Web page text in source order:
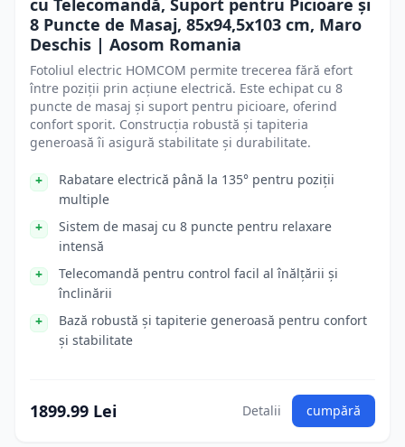
cu Telecomandă, Suport pentru Picioare și
8 Puncte de Masaj, 85x94,5x103 cm, Maro
Deschis | Aosom Romania
Fotoliul electric HOMCOM permite trecerea fără efort
între poziții prin acțiune electrică. Este echipat cu 8
puncte de masaj și suport pentru picioare, oferind
confort sporit. Construcția robustă și tapiteria
generoasă îi asigură stabilitate și durabilitate.
Rabatare electrică până la 135° pentru poziții
multiple
Sistem de masaj cu 8 puncte pentru relaxare
intensă
Telecomandă pentru control facil al înălțării și
înclinării
Bază robustă și tapiterie generoasă pentru confort
și stabilitate
1899.99 Lei Detalii cumpără